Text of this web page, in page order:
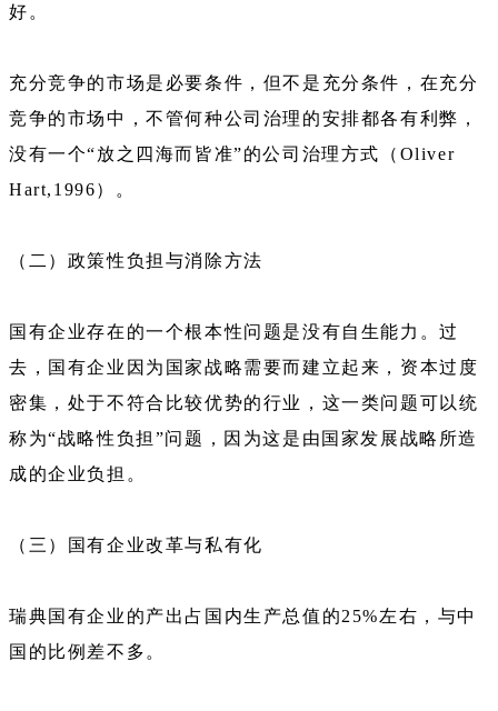
好。
充分竞争的市场是必要条件，但不是充分条件，在充分
竞争的市场中，不管何种公司治理的安排都各有利弊，
没有一个“放之四海而皆准”的公司治理方式（Oliver
Hart,1996）。
（二）政策性负担与消除方法
国有企业存在的一个根本性问题是没有自生能力。过
去，国有企业因为国家战略需要而建立起来，资本过度
密集，处于不符合比较优势的行业，这一类问题可以统
称为“战略性负担”问题，因为这是由国家发展战略所造
成的企业负担。
（三）国有企业改革与私有化
瑞典国有企业的产出占国内生产总值的25%左右，与中
国的比例差不多。